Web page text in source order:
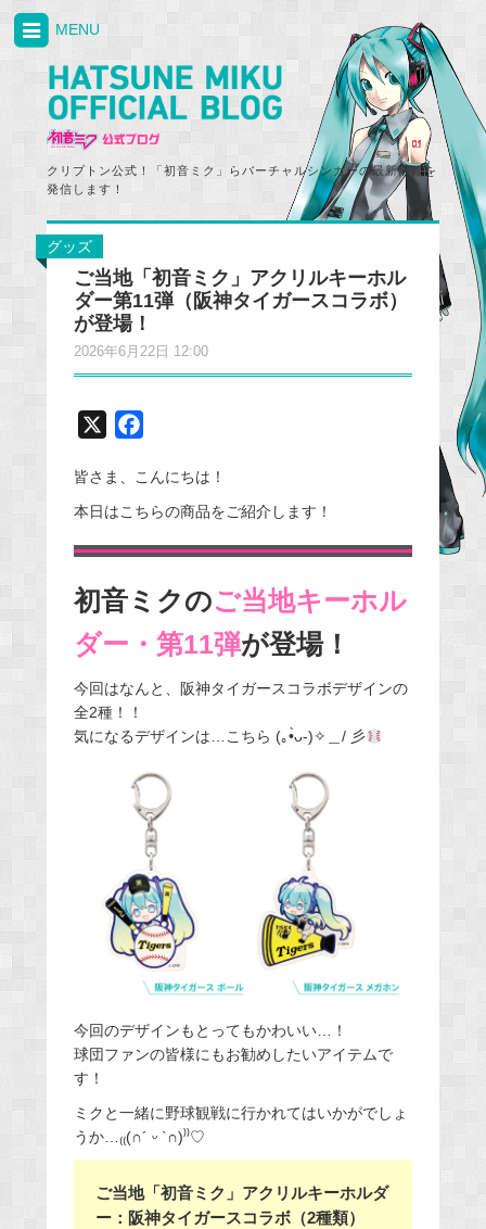
クリプトン公式！「初音ミク」らバーチャルシンガーの最新情報を
発信します！
MENU
グッズ
ご当地「初音ミク」アクリルキーホル
ダー第11弾（阪神タイガースコラボ）
が登場！
2026年6月22日 12:00
c
e
o
皆さま、こんにちは！
本日はこちらの商品をご紹介します！
初音ミクのご当地キーホル
ダー・第11弾が登場！
今回はなんと、阪神タイガースコラボデザインの
全2種！！
気になるデザインは…こちら (｡•̀ᴗ-)✧＿/ 彡
今回のデザインもとってもかわいい…！
球団ファンの皆様にもお勧めしたいアイテムで
す！
ミクと一緒に野球観戦に行かれてはいかがでしょ
うか… ₍₍(∩´ ᵕ`∩)⁾⁾♡
ご当地「初音ミク」アクリルキーホルダ
ー：阪神タイガースコラボ（2種類）